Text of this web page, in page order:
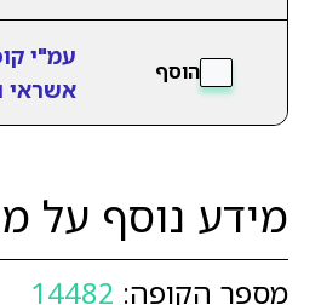
הוסף
עמ"י
אשראי
מידע נוסף על
מספר הקופה: 14482